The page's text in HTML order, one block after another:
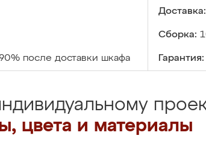
Доставка:
Сборка:
после доставки шкафа Гарантия:
цвета и материалы